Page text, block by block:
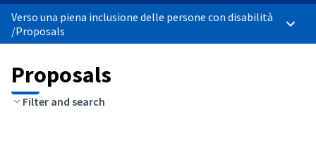
Verso una piena inclusione delle persone con disabilità
/Proposals Main
Proposals
Filter and search